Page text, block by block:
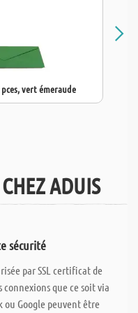
vert émeraude
ADUIS
sécurité
par SSL certificat de
connexions que ce soit via
ou Google peuvent être